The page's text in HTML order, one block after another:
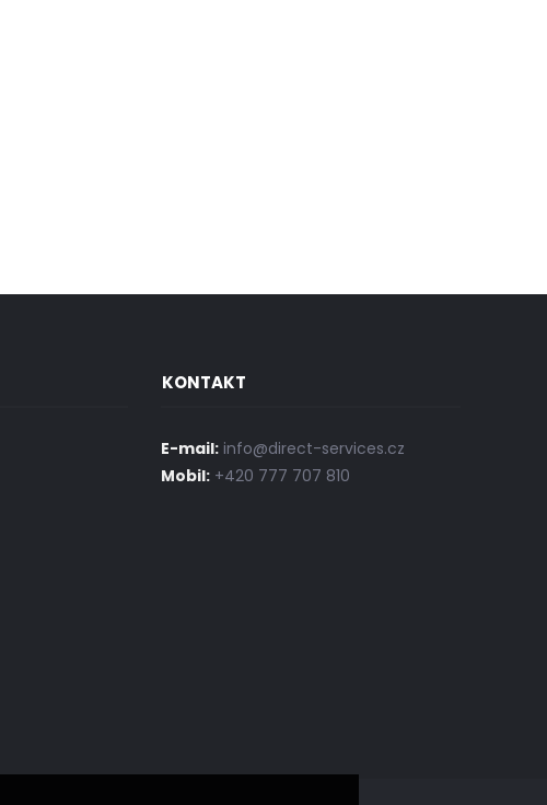
KONTAKT
E-mail: info@direct-services.cz
Mobil: +420 777 707 810